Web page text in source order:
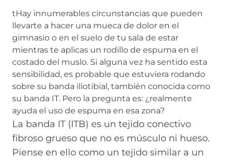
tHay innumerables circunstancias que pueden
llevarte a hacer una mueca de dolor en el
gimnasio o en el suelo de tu sala de estar
mientras te aplicas un rodillo de espuma en el
costado del muslo. Si alguna vez ha sentido esta
sensibilidad, es probable que estuviera rodando
sobre su banda iliotibial, también conocida como
su banda IT. Pero la pregunta es: ¿realmente
ayuda el uso de espuma en esa zona?
La banda IT (ITB) es un tejido conectivo
fibroso grueso que no es músculo ni hueso.
Piense en ello como un tejido similar a un